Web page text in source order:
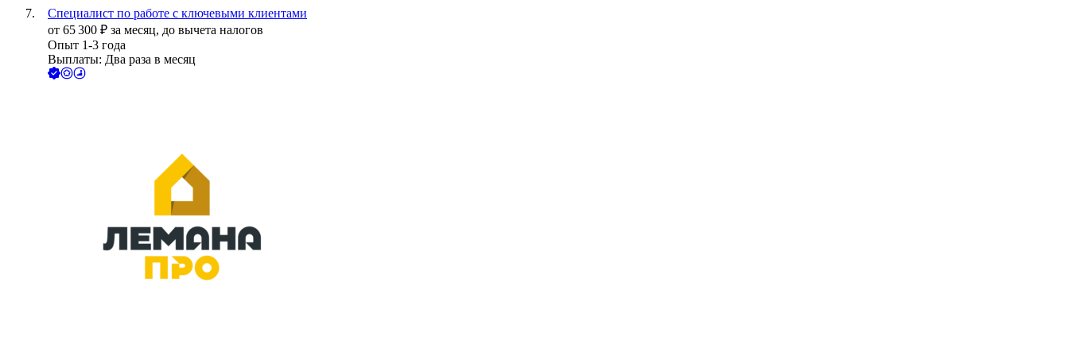
Специалист по работе с ключевыми клиентами
от 65 300 ₽ за месяц, до вычета налогов
Опыт 1-3 года
Выплаты: Два раза в месяц